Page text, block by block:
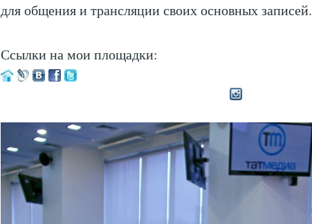
для общения и трансляции своих основных записей.
Ссылки на мои площадки: